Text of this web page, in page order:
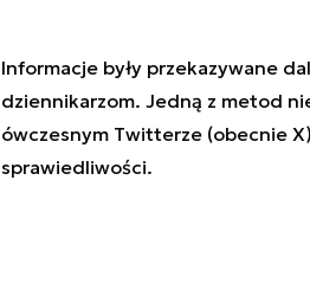
Informacje były przekazywane
dziennikarzom. Jedną z metod
ówczesnym Twitterze (obecnie
sprawiedliwości.